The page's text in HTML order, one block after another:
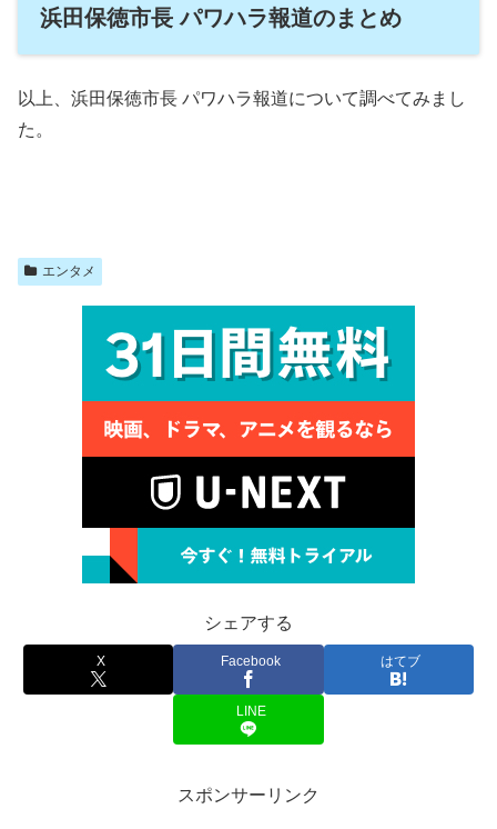
浜田保徳市長 パワハラ報道のまとめ
以上、浜田保徳市長 パワハラ報道について調べてみまし
た。
エンタメ
シェアする
X Facebook はてブ
LINE
スポンサーリンク